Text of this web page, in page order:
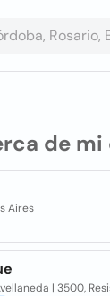
de mi
Aires
| 3500,